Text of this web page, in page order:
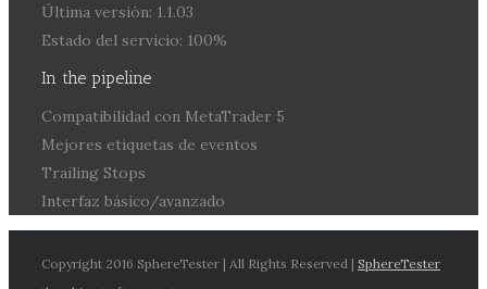
Última versión: 1.1.03
Estado del servicio: 100%
In the pipeline
Compatibilidad con MetaTrader 5
Mejores etiquetas de eventos
Trailing Stops
Interfaz básico/avanzado
Copyright 2016 SphereTester | All Rights Reserved | SphereTester